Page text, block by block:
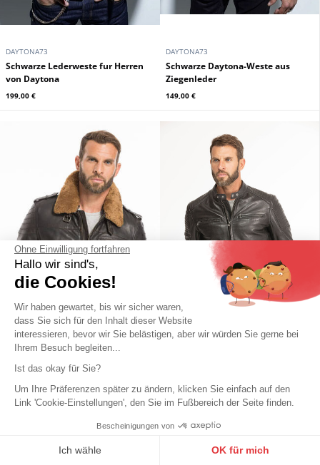
Ohne Einwilligung fortfahren
Hallo wir sind's,
die Cookies!
Wir haben gewartet, bis wir sicher waren,
dass Sie sich für den Inhalt dieser Website
interessieren, bevor wir Sie belästigen, aber wir würden Sie gerne bei
Ihrem Besuch begleiten...
Ist das okay für Sie?
Um Ihre Präferenzen später zu ändern, klicken Sie einfach auf den
Link 'Cookie-Einstellungen', den Sie im Fußbereich der Seite finden.
Bescheinigungen von
Ich wähle OK für mich
DAYTONA73
von Daytona
199,00 €
DAYTONA73
Ziegenleder